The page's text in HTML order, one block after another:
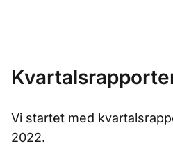
Vi startet med
2022.